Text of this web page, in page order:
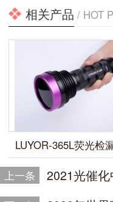
相关产品 / HOT
LUYOR-365L荧光检
上一条 2021光催